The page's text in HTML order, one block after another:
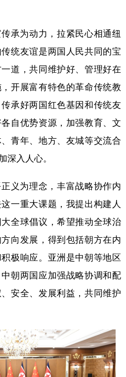
为动力，拉紧民心相通纽
统友谊是两国人民共同的宝
道，共同维护好、管理好在
开展富有特色的革命传统教
承好两国红色基因和传统友
自优势资源，加强教育、文
青年、地方、友城等交流合
深入人心。
为理念，丰富战略协作内
一重大课题，我提出构建人
全球倡议，希望推动全球治
向发展，得到包括朝方在内
极响应。亚洲是中朝等地区
朝两国应加强战略协调和配
安全、发展利益，共同维护